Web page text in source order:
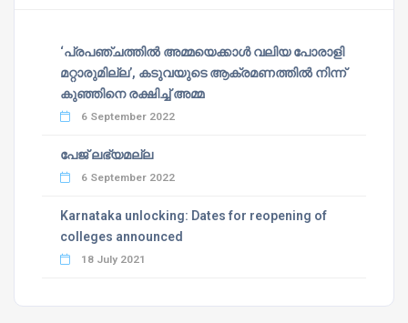
‘പ്രപഞ്ചത്തില്‍ അമ്മയെക്കാള്‍ വലിയ പോരാളി
മറ്റാരുമില്ല’, കടുവയുടെ ആക്രമണത്തില്‍ നിന്ന്
കുഞ്ഞിനെ രക്ഷിച്ച് അമ്മ
6 September 2022
പേജ് ലഭ്യമല്ല
6 September 2022
Karnataka unlocking: Dates for reopening of
colleges announced
18 July 2021